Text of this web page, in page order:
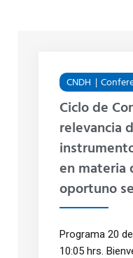
CNDH
Ciclo de
relevancia
en materia
oportuno
Programa 20
10:05 hrs.